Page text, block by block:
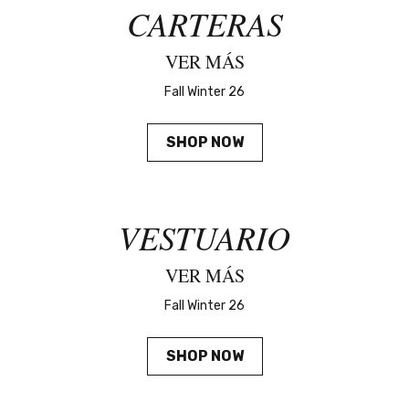
CARTERAS
VER MÁS
Fall Winter 26
SHOP NOW
VESTUARIO
VER MÁS
Fall Winter 26
SHOP NOW